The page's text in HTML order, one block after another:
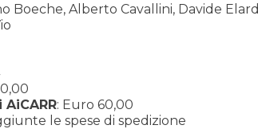
Boeche, Alberto Cavallini, Davide
: Euro 60,00
le spese di spedizione